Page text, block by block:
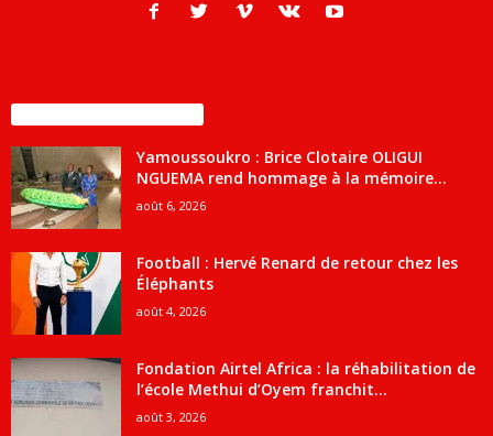
Yamoussoukro : Brice Clotaire OLIGUI
NGUEMA rend hommage à la mémoire...
août 6, 2026
Football : Hervé Renard de retour chez les
Éléphants
août 4, 2026
Fondation Airtel Africa : la réhabilitation de
l’école Methui d’Oyem franchit...
août 3, 2026